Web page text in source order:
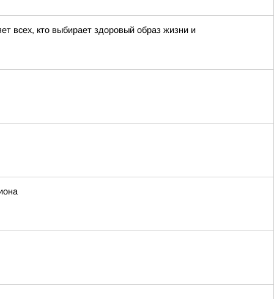
всех, кто выбирает здоровый образ жизни и